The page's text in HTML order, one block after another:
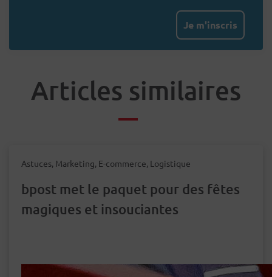
Je m'inscris
Articles similaires
Astuces, Marketing, E-commerce, Logistique
bpost met le paquet pour des fêtes
magiques et insouciantes